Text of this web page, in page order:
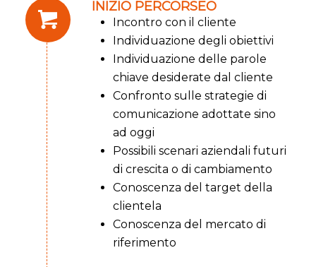
INIZIO PERCORSEO
Incontro con il cliente
Individuazione degli obiettivi
Individuazione delle parole
chiave desiderate dal cliente
Confronto sulle strategie di
comunicazione adottate sino
ad oggi
Possibili scenari aziendali futuri
di crescita o di cambiamento
Conoscenza del target della
clientela
Conoscenza del mercato di
riferimento